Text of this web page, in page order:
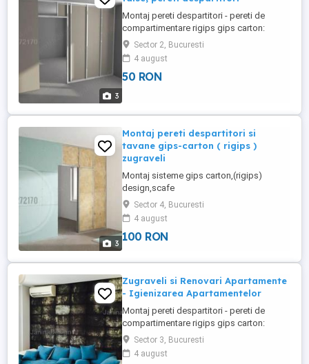
3
Montaj pereti despartitori - pereti de
compartimentare rigips gips carton:
Montaj rigips,pereti despartitori
rigips,placare rigips,tvane rigips. Zugraveli
interioare. Preturi avantajoase, seriozitate
maxima. Pentru mai multe detalii vizitati
Sector 2, Bucuresti
4 august
50 RON
3
Montaj pereti despartitori si
tavane gips-carton ( rigips )
zugraveli
Montaj sisteme gips carton,(rigips)
design,scafe
living,dormitor,sufragerie,forme
geometrice,modele gips
carton,mobilier,biblioteci,arcade,rafturi
rigips,polite gips carton,pereti
casetate,plafoane,placari ,izolare fonica
pereti,tavane montaj placocem,amenajari
poduri ...
Sector 4, Bucuresti
4 august
100 RON
Zugraveli si Renovari Apartamente
- Igienizarea Apartamentelor
Montaj pereti despartitori - pereti de
compartimentare rigips gips carton:
Montaj rigips,pereti despartitori
rigips,placare rigips,tavane rigips.
Zugraveli interioare. Preturi avantajoase,
Sector 3, Bucuresti
4 august